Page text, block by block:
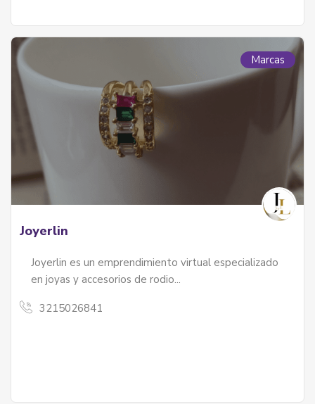
Marcas
Joyerlin
Joyerlin es un emprendimiento virtual especializado
en joyas y accesorios de rodio...
3215026841